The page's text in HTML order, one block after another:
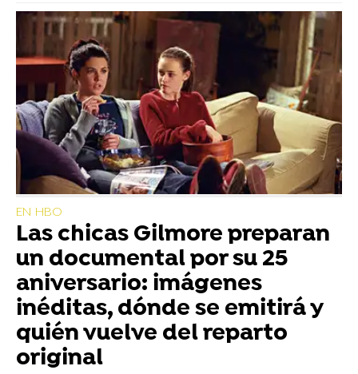
EN HBO
Las chicas Gilmore preparan
un documental por su 25
aniversario: imágenes
inéditas, dónde se emitirá y
quién vuelve del reparto
original